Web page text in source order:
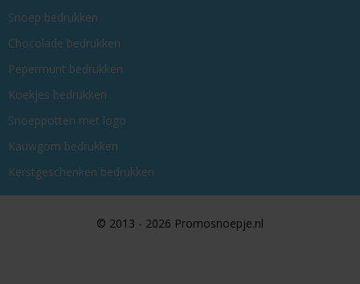
Snoep bedrukken
Chocolade bedrukken
Pepermunt bedrukken
Koekjes bedrukken
Snoeppotten met logo
Kauwgom bedrukken
Kerstgeschenken bedrukken
© 2013 - 2026 Promosnoepje.nl